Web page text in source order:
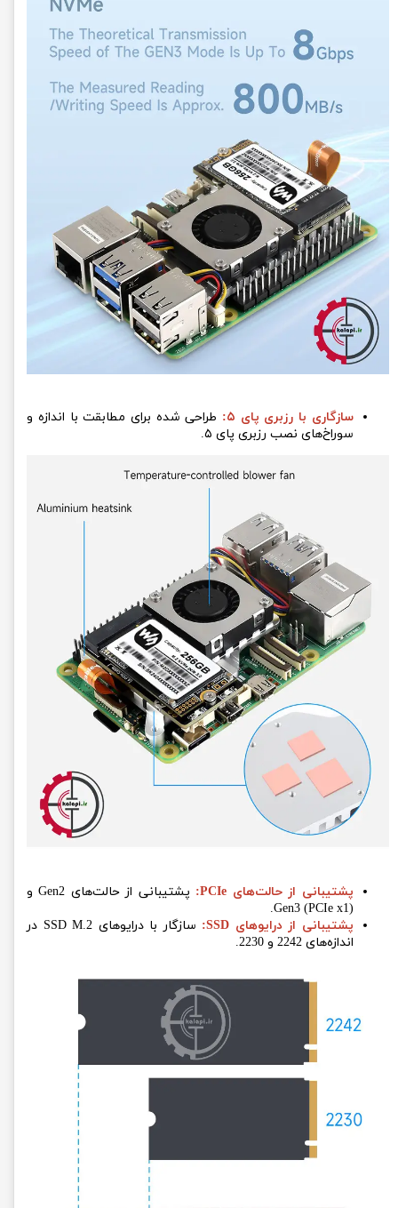
سازگاری با رزبری پای ۵:
طراحی شده برای مطابقت با اندازه و
سوراخ‌های نصب رزبری پای ۵.
پشتیبانی از حالت‌های PCIe:
پشتیبانی از حالت‌های Gen2 و
Gen3 (PCIe x1).
پشتیبانی از درایوهای SSD:
سازگار با درایوهای SSD M.2 در
اندازه‌های 2242 و 2230.